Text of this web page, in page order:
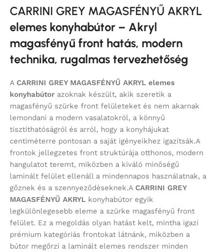
CARRINI GREY MAGASFÉNYŰ AKRYL
elemes konyhabútor – Akryl
magasfényű front hatás, modern
technika, rugalmas tervezhetőség
A CARRINI GREY MAGASFÉNYŰ AKRYL elemes
konyhabútor azoknak készült, akik szeretik a
magasfényű szürke front felületeket és nem akarnak
lemondani a modern vasalatokról, a könnyű
tisztíthatóságról és arról, hogy a konyhájukat
centiméterre pontosan a saját igényeikhez igazítsák.A
frontok jellegzetes front struktúrája otthonos, modern
hangulatot teremt, miközben a kiváló minőségű
laminált felület ellenáll a mindennapos használatnak, a
gőznek és a szennyeződéseknek.A CARRINI GREY
MAGASFÉNYŰ AKRYL konyhabútor egyik
legkülönlegesebb eleme a szürke magasfényű front
felület. Ez a megoldás olyan hatást kelt, mintha igazi
prémium kategóriás frontokat látnánk, miközben a
bútor megőrzi a laminált elemes rendszer minden